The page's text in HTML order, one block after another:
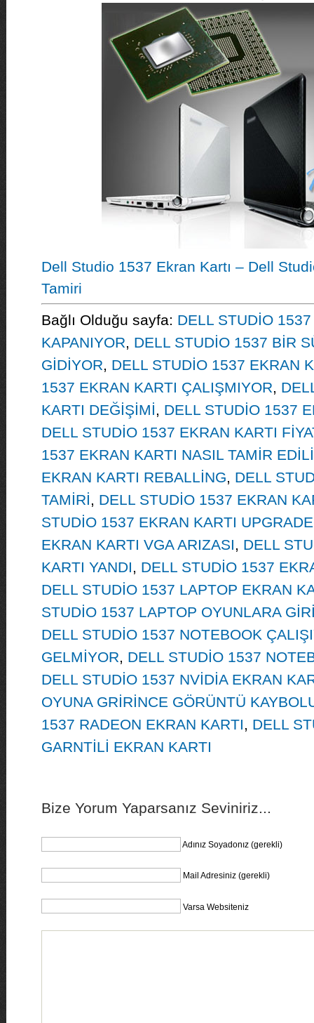
Dell Studio 1537 Ekran Kartı – Dell
Tamiri
Bağlı Olduğu sayfa: DELL STUDİO
KAPANIYOR, DELL STUDİO 1537 BİR
GİDİYOR, DELL STUDİO 1537 EKRAN
1537 EKRAN KARTI ÇALIŞMIYOR,
KARTI DEĞİŞİMİ, DELL STUDİO 1537
DELL STUDİO 1537 EKRAN KARTI
1537 EKRAN KARTI NASIL TAMİR
EKRAN KARTI REBALLİNG, DELL
TAMİRİ, DELL STUDİO 1537 EKRAN
STUDİO 1537 EKRAN KARTI UPGRADE
EKRAN KARTI VGA ARIZASI, DELL
KARTI YANDI, DELL STUDİO 1537
DELL STUDİO 1537 LAPTOP EKRAN
STUDİO 1537 LAPTOP OYUNLARA
DELL STUDİO 1537 NOTEBOOK
GELMİYOR, DELL STUDİO 1537
DELL STUDİO 1537 NVİDİA EKRAN
OYUNA GRİRİNCE GÖRÜNTÜ
1537 RADEON EKRAN KARTI, DELL
GARNTİLİ EKRAN KARTI
Bize Yorum Yaparsanız Seviniriz...
Adınız Soyadonız (gerekli)
Mail Adresiniz (gerekli)
Varsa Websiteniz